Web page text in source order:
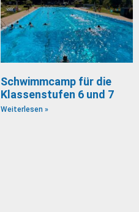
Schwimmcamp für die
Klassenstufen 6 und 7
Weiterlesen »